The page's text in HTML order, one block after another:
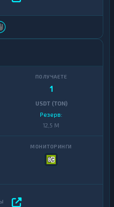
1
USDT (TON)
Резерв:
12,5 M